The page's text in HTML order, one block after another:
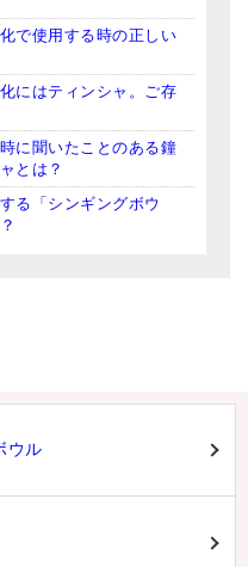
で使用する時の正しい
にはティンシャ。ご存
に聞いたことのある鐘
とは？
る「シンギングボウ
ウル